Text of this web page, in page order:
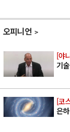
오피니언
[야
기
[코
은